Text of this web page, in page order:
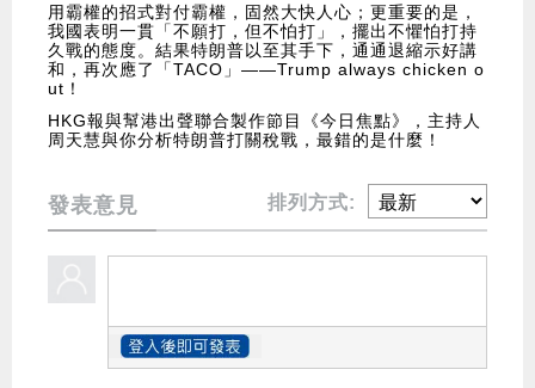
用霸權的招式對付霸權，固然大快人心；更重要的是，
我國表明一貫「不願打，但不怕打」，擺出不懼怕打持
久戰的態度。結果特朗普以至其手下，通通退縮示好講
和，再次應了「TACO」——Trump always chicken o
ut！
HKG報與幫港出聲聯合製作節目《今日焦點》，主持人
周天慧與你分析特朗普打關稅戰，最錯的是什麼！
發表意見 排列方式: